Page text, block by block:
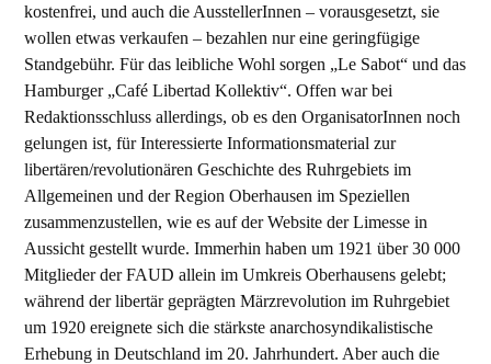
kostenfrei, und auch die AusstellerInnen – vorausgesetzt, sie
wollen etwas verkaufen – bezahlen nur eine geringfügige
Standgebühr. Für das leibliche Wohl sorgen „Le Sabot“ und das
Hamburger „Café Libertad Kollektiv“. Offen war bei
Redaktionsschluss allerdings, ob es den OrganisatorInnen noch
gelungen ist, für Interessierte Informationsmaterial zur
libertären/revolutionären Geschichte des Ruhrgebiets im
Allgemeinen und der Region Oberhausen im Speziellen
zusammenzustellen, wie es auf der Website der Limesse in
Aussicht gestellt wurde. Immerhin haben um 1921 über 30 000
Mitglieder der FAUD allein im Umkreis Oberhausens gelebt;
während der libertär geprägten Märzrevolution im Ruhrgebiet
um 1920 ereignete sich die stärkste anarchosyndikalistische
Erhebung in Deutschland im 20. Jahrhundert. Aber auch die